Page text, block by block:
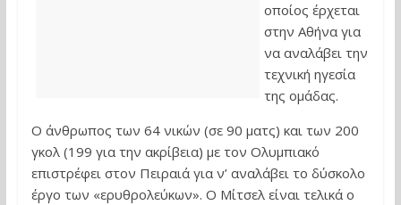
οποίος έρχεται
στην Αθήνα για
να αναλάβει την
τεχνική ηγεσία
της ομάδας.
Ο άνθρωπος των 64 νικών (σε 90 ματς) και των 200
γκολ (199 για την ακρίβεια) με τον Ολυμπιακό
επιστρέφει στον Πειραιά για ν’ αναλάβει το δύσκολο
έργο των «ερυθρολεύκων». Ο Μίτσελ είναι τελικά ο